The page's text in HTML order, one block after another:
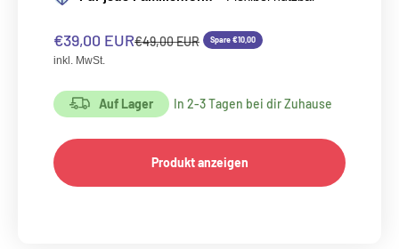
Angebot
€39,00 EURRegulärer Preis
€49,00 EUR Spare €10,00
inkl. MwSt.
Auf Lager In 2-3 Tagen bei dir Zuhause
Produkt anzeigen